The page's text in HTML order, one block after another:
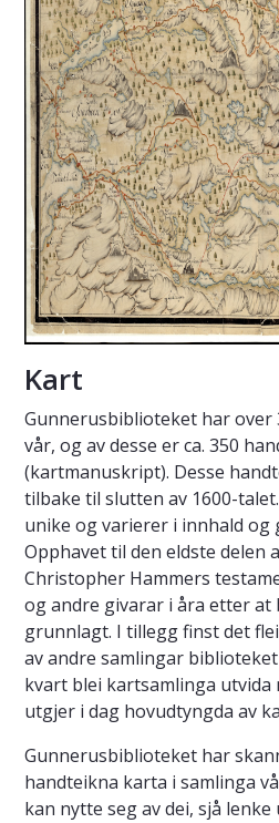
Kart
Gunnerusbiblioteket har over
vår, og av desse er ca. 350
(kartmanuskript). Desse
tilbake til slutten av 1600-
unike og varierer i innhald
Opphavet til den eldste delen
Christopher Hammers
og andre givarar i åra etter at
grunnlagt. I tillegg finst det
av andre samlingar
kvart blei kartsamlinga
utgjer i dag hovudtyngda av
Gunnerusbiblioteket har
handteikna karta i samlinga
kan nytte seg av dei, sjå lenke